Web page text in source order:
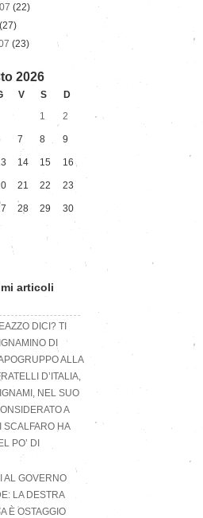
(22)
(27)
(23)
2026
V S
D
1
2
7 8 9
14 15 16
21 22 23
28 29 30
articoli
DICI? TI
DI
ALLA
D’ITALIA,
NEL SUO
A
SCALFARO HA
PO’ DI
AL GOVERNO
LA DESTRA
È OSTAGGIO